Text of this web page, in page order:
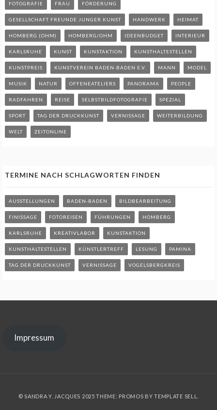
FOTOGRAFIE FRAU FÖRDERUNG
GESELLSCHAFT FREUNDE JUNGER KUNST HANDWERK HEIMAT
HOMBERG (OHM) HOMBERG/OHM IDEENBUDGET INTERIEUR
KARLSRUHE KUNST KUNSTAKTION KUNSTHALTESTELLEN
KUNSTPREIS KUNSTVEREIN BADEN-BADEN E.V. MANN MODEL
MUSIK NATUR OFFENEATELIERS PANORAMA PEOPLE
RADFAHREN REISE SELBSTBILDFOTOGRAFIE SPEZIAL
SPORT TAG DER DRUCKKUNST VERNISSAGE WEITERBILDUNG
WELT ZEITONLINE
TERMINE NACH SCHLAGWORTEN FINDEN
AUSSTELLUNGEN BADEN-BADEN BILDBEARBEITUNG
FINISSAGE FOTOREISEN FÜHRUNGEN HOMBERG
KARLSRUHE KREATIVLABOR KUNSTAKTION
KUNSTHALTESTELLEN KÜNSTLERTREFF LESUNG PAMINA
TAG DER DRUCKKUNST VERNISSAGE VOGELSBERGKREIS
Impressum
© SANDRA Y. JACQUES 2025 THEME: PROMOS BYTEMPLATE SELL